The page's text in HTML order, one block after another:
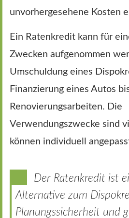
unvorhergesehene Kosten
Ein Ratenkredit kann für
Zwecken aufgenommen
Umschuldung eines
Finanzierung eines Autos
Renovierungsarbeiten. Die
Verwendungszwecke sind
können individuell
Der Ratenkredit ist
Alternative zum
Planungssicherheit und